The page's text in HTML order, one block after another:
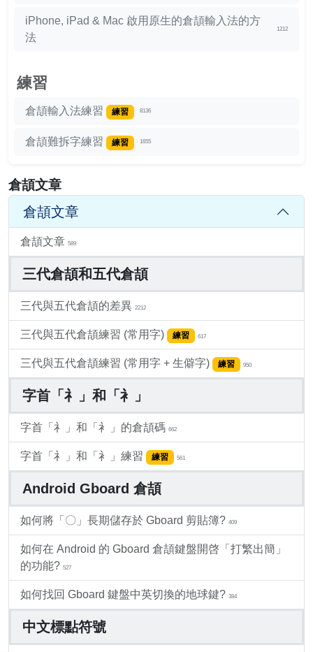
iPhone, iPad & Mac 啟用原生的倉頡輸入法的方
法
1212
練習
倉頡輸入法練習 練習 8136
倉頡難拆字練習 練習 1655
倉頡文章
倉頡文章
倉頡文章 589
三代倉頡和五代倉頡
三代與五代倉頡的差異 2212
三代與五代倉頡練習 (常用字) 練習 617
三代與五代倉頡練習 (常用字 + 生僻字) 練習 950
字首「礻」和「衤」
字首「礻」和「衤」的倉頡碼 662
字首「礻」和「衤」練習 練習 561
Android Gboard 倉頡
如何將「〇」長期儲存於 Gboard 剪貼簿? 409
如何在 Android 的 Gboard 倉頡鍵盤開啓「打繁出簡」
的功能? 527
如何找回 Gboard 鍵盤中英切換的地球鍵? 384
中文標點符號